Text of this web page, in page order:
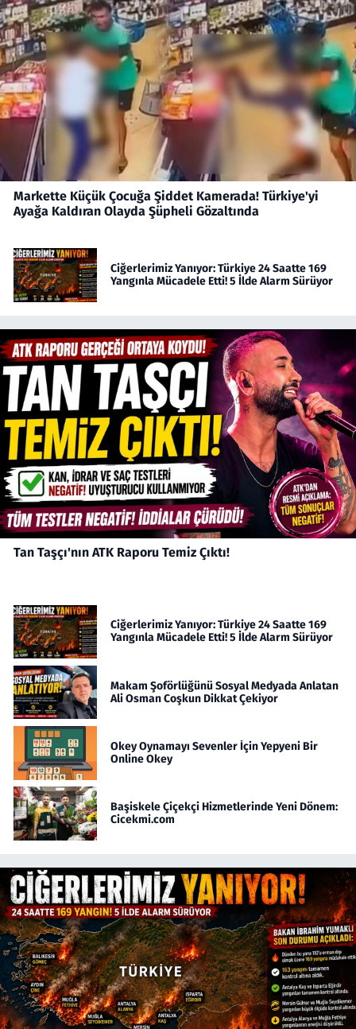
Markette Küçük Çocuğa Şiddet Kamerada! Türkiye'yi
Ayağa Kaldıran Olayda Şüpheli Gözaltında
Ciğerlerimiz Yanıyor: Türkiye 24 Saatte 169
Yangınla Mücadele Etti! 5 İlde Alarm Sürüyor
Tan Taşçı'nın ATK Raporu Temiz Çıktı!
Ciğerlerimiz Yanıyor: Türkiye 24 Saatte 169
Yangınla Mücadele Etti! 5 İlde Alarm Sürüyor
Makam Şoförlüğünü Sosyal Medyada Anlatan
Ali Osman Coşkun Dikkat Çekiyor
Okey Oynamayı Sevenler İçin Yepyeni Bir
Online Okey
Başiskele Çiçekçi Hizmetlerinde Yeni Dönem:
Cicekmi.com